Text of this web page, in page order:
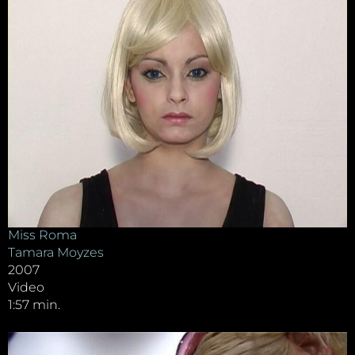
Miss Roma
Tamara Moyzes
2007
Video
1:57 min.